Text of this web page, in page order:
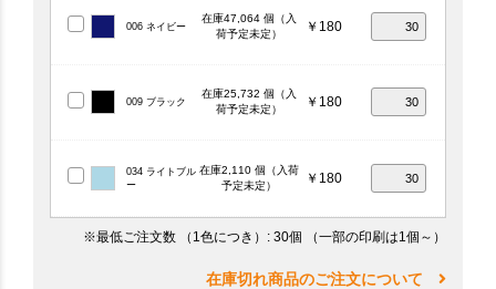
006 ネイビー
在庫47,064 個（入
荷予定未定）
￥180
009 ブラック
在庫25,732 個（入
荷予定未定）
￥180
034 ライトブル
ー
在庫2,110 個（入荷
予定未定）
￥180
※最低ご注文数 （1色につき） : 30個 （一部の印刷は1個～）
在庫切れ商品のご注文について